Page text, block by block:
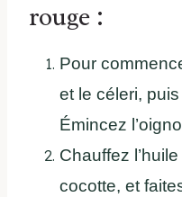
rouge :
Pour
et le céleri,
Émincez
Chauffez
cocotte, et